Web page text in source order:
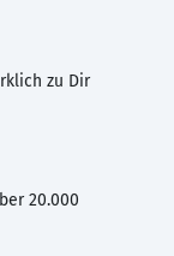
zu Dir
20.000